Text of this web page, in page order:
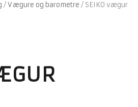
/Vægure og barometre / SEIKO vægur